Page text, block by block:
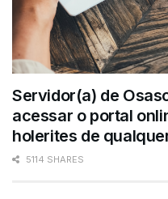
Servidor(a) de
acessar o portal
holerites de
5114 SHARES